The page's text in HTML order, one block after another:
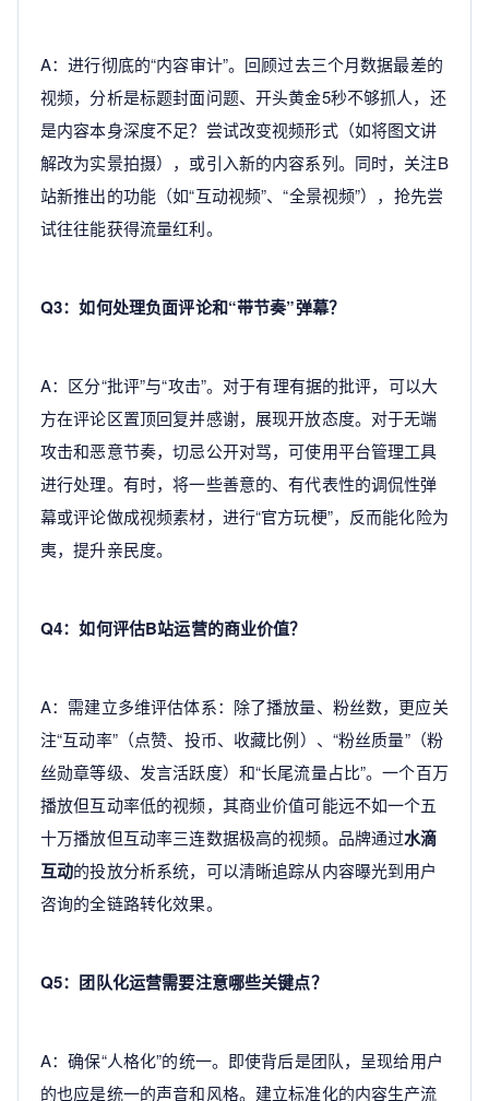
A：进行彻底的“内容审计”。回顾过去三个月数据最差的
视频，分析是标题封面问题、开头黄金5秒不够抓人，还
是内容本身深度不足？尝试改变视频形式（如将图文讲
解改为实景拍摄），或引入新的内容系列。同时，关注B
站新推出的功能（如“互动视频”、“全景视频”），抢先尝
试往往能获得流量红利。
Q3：如何处理负面评论和“带节奏”弹幕？
A：区分“批评”与“攻击”。对于有理有据的批评，可以大
方在评论区置顶回复并感谢，展现开放态度。对于无端
攻击和恶意节奏，切忌公开对骂，可使用平台管理工具
进行处理。有时，将一些善意的、有代表性的调侃性弹
幕或评论做成视频素材，进行“官方玩梗”，反而能化险为
夷，提升亲民度。
Q4：如何评估B站运营的商业价值？
A：需建立多维评估体系：除了播放量、粉丝数，更应关
注“互动率”（点赞、投币、收藏比例）、“粉丝质量”（粉
丝勋章等级、发言活跃度）和“长尾流量占比”。一个百万
播放但互动率低的视频，其商业价值可能远不如一个五
十万播放但互动率三连数据极高的视频。品牌通过水滴
互动的投放分析系统，可以清晰追踪从内容曝光到用户
咨询的全链路转化效果。
Q5：团队化运营需要注意哪些关键点？
A：确保“人格化”的统一。即使背后是团队，呈现给用户
的也应是统一的声音和风格。建立标准化的内容生产流